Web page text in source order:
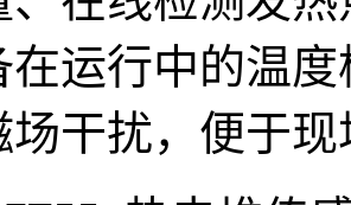
在运行中的温
场干扰，便于